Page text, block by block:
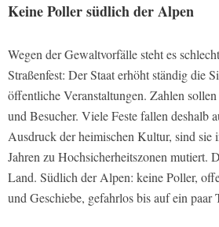
Keine Poller südlich der Alpen
Wegen der Gewaltvorfälle steht es
Straßenfest: Der Staat erhöht ständig die
öffentliche Veranstaltungen. Zahlen
und Besucher. Viele Feste fallen deshalb
Ausdruck der heimischen Kultur, sind sie
Jahren zu Hochsicherheitszonen mutiert.
Land. Südlich der Alpen: keine Poller,
und Geschiebe, gefahrlos bis auf ein paar